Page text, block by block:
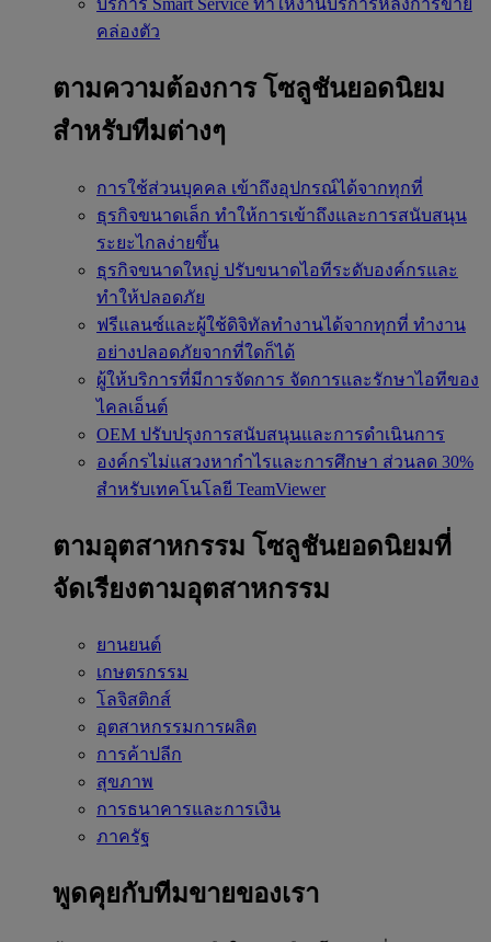
คล่องตัว
ตามความต้องการ โซลูชันยอดนิยม
สำหรับทีมต่างๆ
การใช้ส่วนบุคคล เข้าถึงอุปกรณ์ได้จากทุกที่
ธุรกิจขนาดเล็ก ทำให้การเข้าถึงและการสนับสนุน
ระยะไกลง่ายขึ้น
ธุรกิจขนาดใหญ่ ปรับขนาดไอทีระดับองค์กรและ
ทำให้ปลอดภัย
ฟรีแลนซ์และผู้ใช้ดิจิทัลทำงานได้จากทุกที่ ทำงาน
อย่างปลอดภัยจากที่ใดก็ได้
ผู้ให้บริการที่มีการจัดการ จัดการและรักษาไอทีของ
ไคลเอ็นต์
OEM ปรับปรุงการสนับสนุนและการดำเนินการ
องค์กรไม่แสวงหากำไรและการศึกษา ส่วนลด 30%
สำหรับเทคโนโลยี TeamViewer
ตามอุตสาหกรรม โซลูชันยอดนิยมที่
จัดเรียงตามอุตสาหกรรม
ยานยนต์
เกษตรกรรม
โลจิสติกส์
อุตสาหกรรมการผลิต
การค้าปลีก
สุขภาพ
การธนาคารและการเงิน
ภาครัฐ
พูดคุยกับทีมขายของเรา